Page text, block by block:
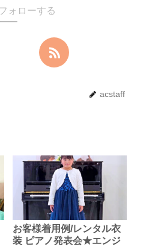
ォローする
acstaff
お客様着用例/レンタル衣
装 ピアノ発表会★エンジ